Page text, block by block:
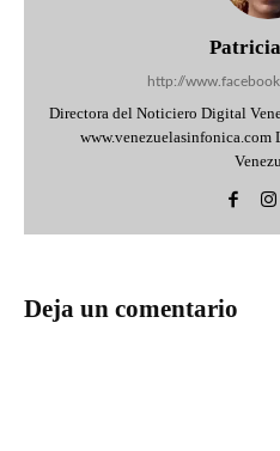
http://
Directora del Noticiero Digital
www.venezuelasinfonica.com
Deja un comentario